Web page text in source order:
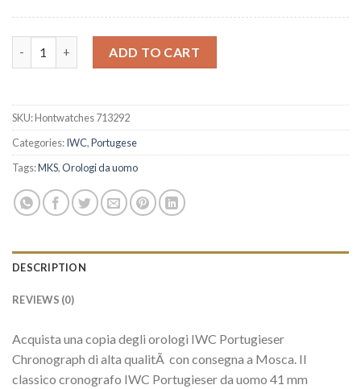
ADD TO CART
SKU:Hontwatches 713292
Categories:IWC,Portugese
Tags:MKS,Orologi da uomo
DESCRIPTION
REVIEWS (0)
Acquista una copia degli orologi IWC Portugieser
Chronograph di alta qualitÃ con consegna a Mosca. Il
classico cronografo IWC Portugieser da uomo 41 mm